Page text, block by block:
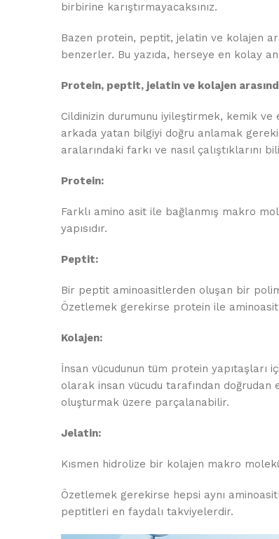
birbirine karıştırmayacaksınız.
Bazen protein, peptit, jelatin ve kolajen
benzerler. Bu yazıda, herseye en kolay
Protein, peptit, jelatin ve kolajen
Cildinizin durumunu iyileştirmek, kemik
arkada yatan bilgiyi doğru anlamak
aralarındaki farkı ve nasıl çalıştıklarını
Protein:
Farklı amino asit ile bağlanmış makro
yapısıdır.
Peptit:
Bir peptit aminoasitlerden oluşan bir
Özetlemek gerekirse protein ile
Kolajen:
İnsan vücudunun tüm protein
olarak insan vücudu tarafından
oluşturmak üzere parçalanabilir.
Jelatin:
Kısmen hidrolize bir kolajen makro
Özetlemek gerekirse hepsi aynı
peptitleri en faydalı takviyelerdir.